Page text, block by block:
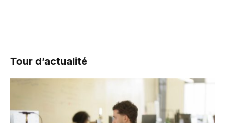
Tour d’actualité